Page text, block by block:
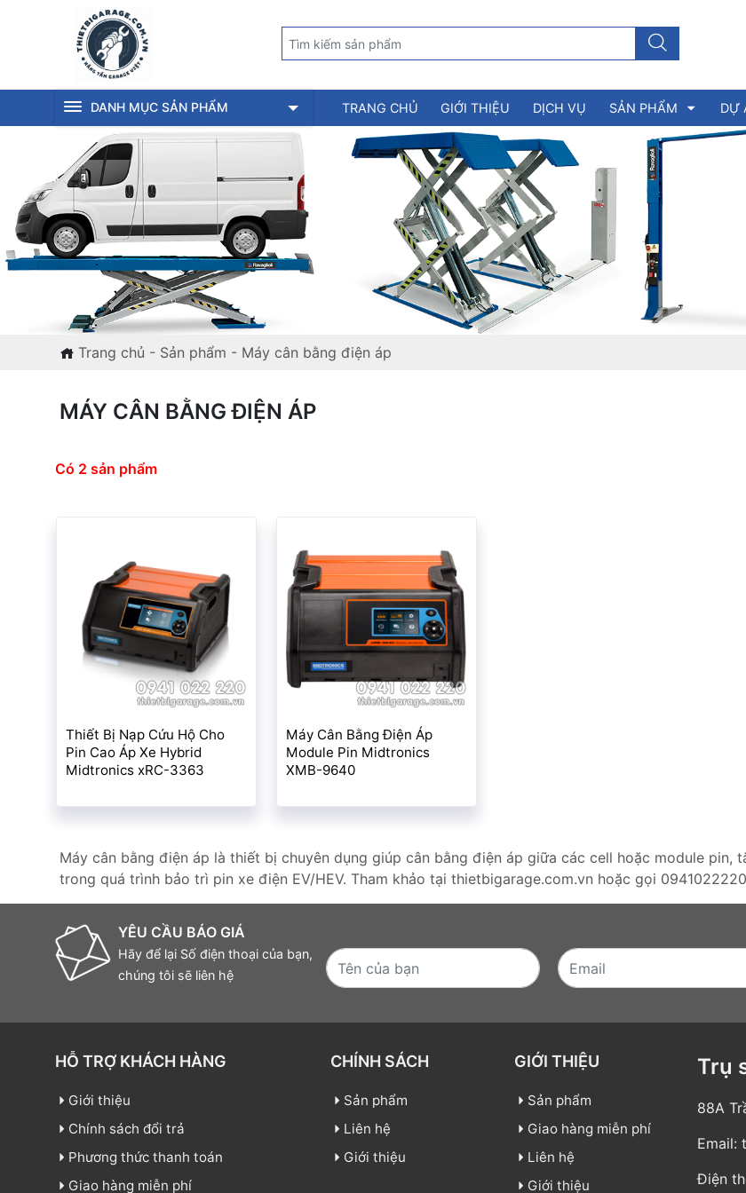
DANH MỤC SẢN PHẨM TRANG CHỦ GIỚI THIỆU DỊCH VỤ SẢN PHẨM DỰ
Trang chủ - Sản phẩm - Máy cân bằng điện áp
MÁY CÂN BẰNG ĐIỆN ÁP
Có 2 sản phẩm
Thiết Bị Nạp Cứu Hộ Cho
Pin Cao Áp Xe Hybrid
Midtronics xRC-3363
Máy Cân Bằng Điện Áp
Module Pin Midtronics
XMB-9640
Máy cân bằng điện áp là thiết bị chuyên dụng giúp cân bằng điện áp giữa các cell hoặc module pin,
trong quá trình bảo trì pin xe điện EV/HEV. Tham khảo tại thietbigarage.com.vn hoặc gọi
YÊU CẦU BÁO GIÁ
Hãy để lại Số điện thoại của bạn,
chúng tôi sẽ liên hệ
HỖ TRỢ KHÁCH HÀNG
Giới thiệu
Chính sách đổi trả
Phương thức thanh toán
Giao hàng miễn phí
CHÍNH SÁCH
Sản phẩm
Liên hệ
Giới thiệu
GIỚI THIỆU
Sản phẩm
Giao hàng miễn phí
Liên hệ
Giới thiệu
Trụ
88A
Email:
Điện